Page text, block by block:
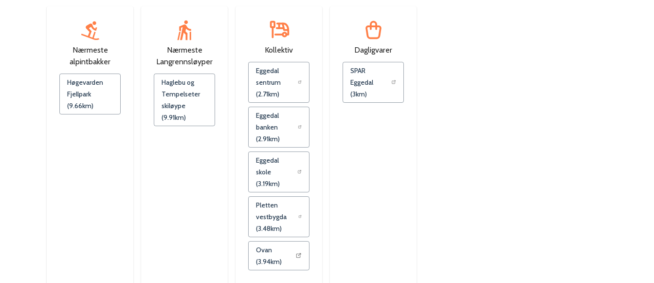
Nærmeste
alpintbakker
Høgevarden
Fjellpark
(9.66km)
Nærmeste
Langrennsløyper
Haglebu og
Tempelseter
skiløype
(9.91km)
Kollektiv
Eggedal
sentrum
(2.71km)
Eggedal
banken
(2.91km)
Eggedal
skole
(3.19km)
Pletten
vestbygda
(3.48km)
Ovan
(3.94km)
Dagligvarer
SPAR
Eggedal
(3km)